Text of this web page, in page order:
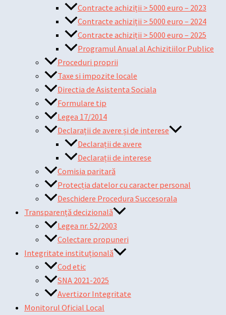
Contracte achiziții > 5000 euro – 2023
Contracte achiziții > 5000 euro – 2024
Contracte achiziții > 5000 euro – 2025
Programul Anual al Achizitiilor Publice
Proceduri proprii
Taxe si impozite locale
Directia de Asistenta Sociala
Formulare tip
Legea 17/2014
Declarații de avere și de interese
Declarații de avere
Declarații de interese
Comisia paritară
Protecția datelor cu caracter personal
Deschidere Procedura Succesorala
Transparență decizională
Legea nr. 52/2003
Colectare propuneri
Integritate instituțională
Cod etic
SNA 2021-2025
Avertizor Integritate
Monitorul Oficial Local